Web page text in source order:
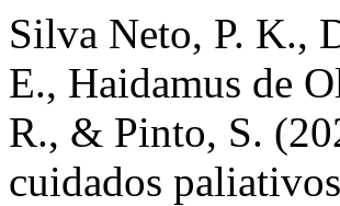
Silva Neto, P. K.,
E., Haidamus de
R., & Pinto, S.
cuidados